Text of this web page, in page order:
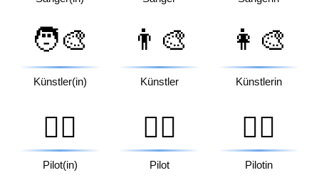
🧑‍🎨
Künstler(in)
👨‍🎨
Künstler
👩‍🎨
Künstlerin
🧑‍✈️
Pilot(in)
👨‍✈️
Pilot
👩‍✈️
Pilotin